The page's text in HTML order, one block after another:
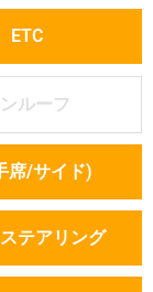
ETC
ルーフ
席/サイド)
テアリング